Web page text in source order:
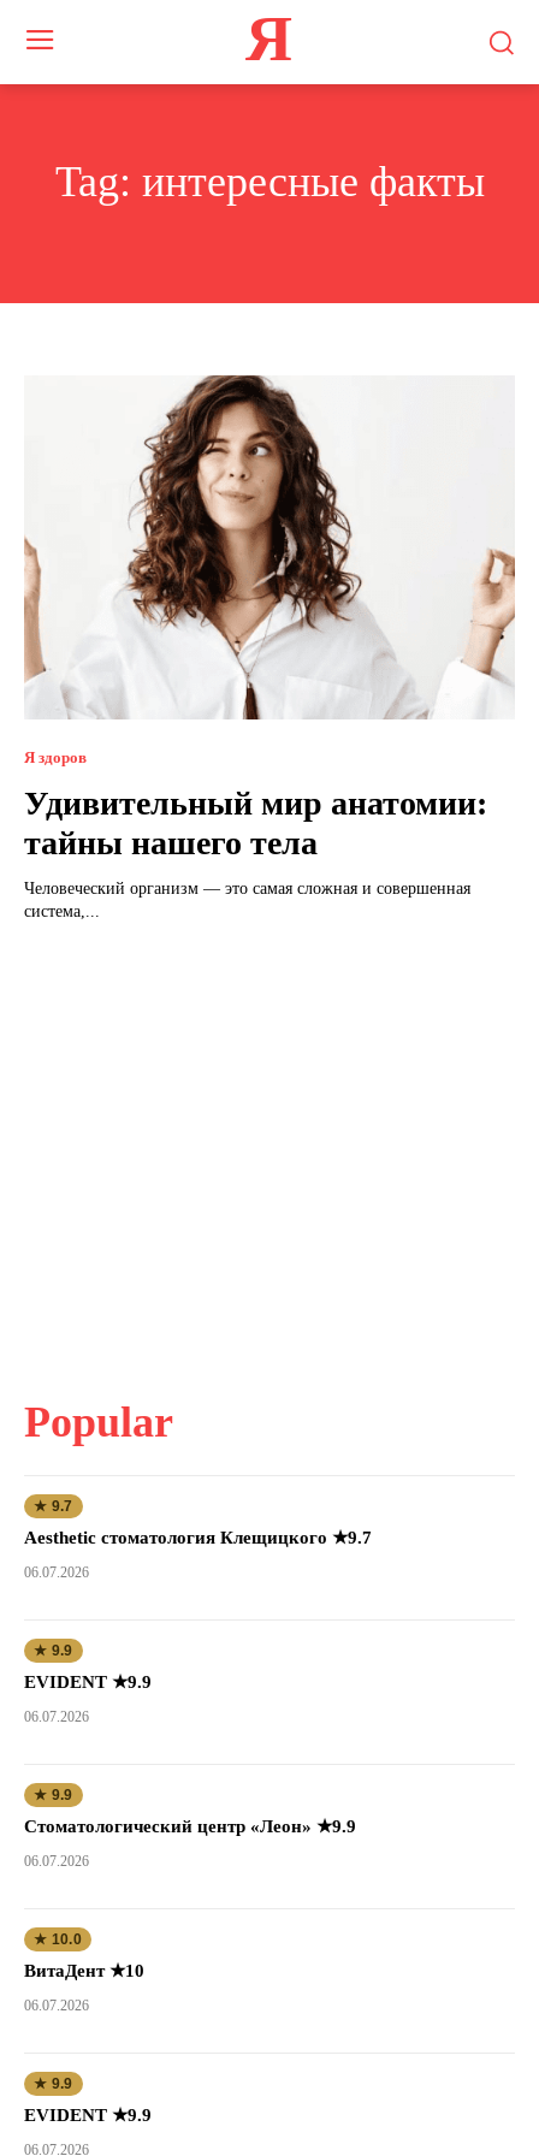
Я
Tag: интересные факты
Я здоров
Удивительный мир анатомии:
тайны нашего тела
Человеческий организм — это самая сложная и совершенная
система,...
Popular
★ 9.7
Aesthetic стоматология Клещицкого ★9.7
06.07.2026
★ 9.9
EVIDENT ★9.9
06.07.2026
★ 9.9
Стоматологический центр «Леон» ★9.9
06.07.2026
★ 10.0
ВитаДент ★10
06.07.2026
★ 9.9
EVIDENT ★9.9
06.07.2026